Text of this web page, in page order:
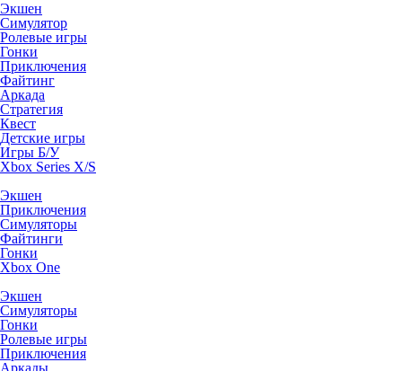
Экшен
Симулятор
Ролевые игры
Гонки
Приключения
Файтинг
Аркада
Стратегия
Квест
Детские игры
Игры Б/У
Xbox Series X/S
Экшен
Приключения
Симуляторы
Файтинги
Гонки
Xbox One
Экшен
Симуляторы
Гонки
Ролевые игры
Приключения
Аркады